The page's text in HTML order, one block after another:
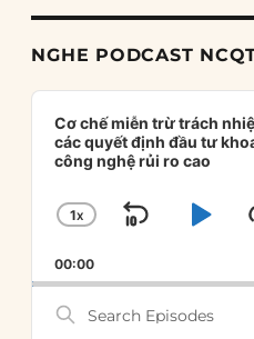
NGHE PODCAST
Audio
Player
Cơ chế miễn trừ trách
các quyết định đầu tư
công nghệ rủi ro cao
CHANGE
RATE
1X
SKIP
00:00
Search
Episodes